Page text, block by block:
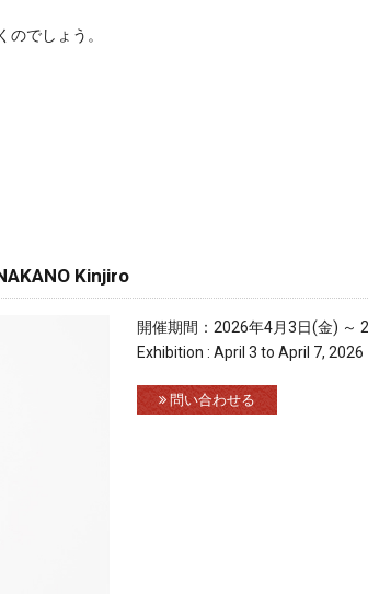
でしょう。
Kinjiro
開催期間：2026年4月3日(金) ～
Exhibition : April 3 to April 7, 2026
問い合わせる